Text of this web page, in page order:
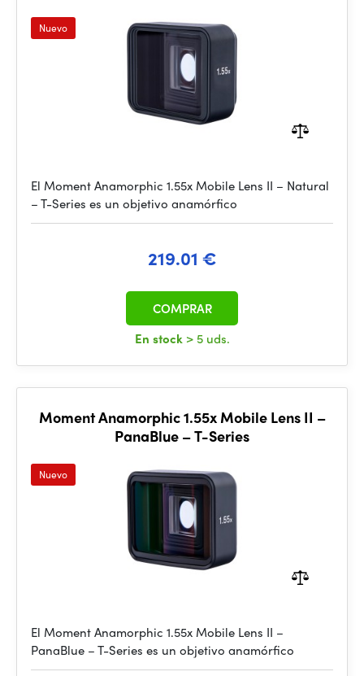
Nuevo
El Moment Anamorphic 1.55x Mobile Lens II – Natural
– T-Series es un objetivo anamórfico
219.01 €
En stock > 5 uds.
COMPRAR
Moment Anamorphic 1.55x Mobile Lens II –
PanaBlue – T-Series
Nuevo
El Moment Anamorphic 1.55x Mobile Lens II –
PanaBlue – T-Series es un objetivo anamórfico